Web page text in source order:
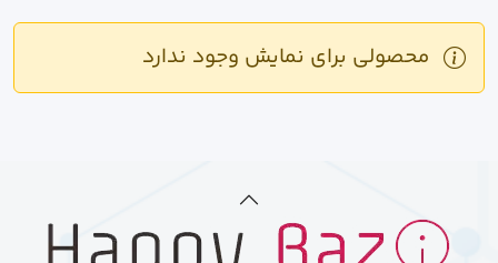
محصولی برای نمایش وجود ندارد